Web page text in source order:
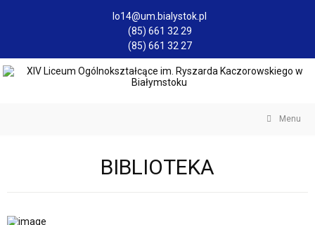
lo14@um.bialystok.pl
(85) 661 32 29
(85) 661 32 27
Menu
BIBLIOTEKA